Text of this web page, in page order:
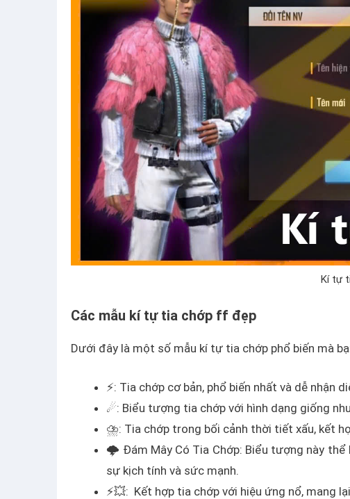
Kí tự
Các mẫu kí tự tia chớp ff đẹp
Dưới đây là một số mẫu kí tự tia chớp phổ biến mà
⚡: Tia chớp cơ bản, phổ biến nhất và dễ nhận
☄: Biểu tượng tia chớp với hình dạng giống
⛈: Tia chớp trong bối cảnh thời tiết xấu, kết
🌩 Đám Mây Có Tia Chớp: Biểu tượng này
sự kịch tính và sức mạnh.
⚡️💥: Kết hợp tia chớp với hiệu ứng nổ, mang